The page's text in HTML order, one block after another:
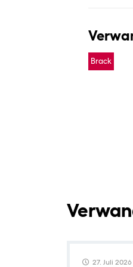
Brack
27. Juli 2026